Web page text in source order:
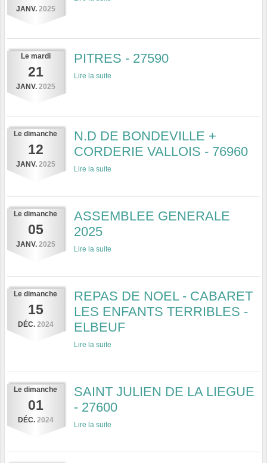
JANV. 2025
Le mardi
21
JANV. 2025
PITRES - 27590
Lire la suite
Le dimanche
12
JANV. 2025
N.D DE BONDEVILLE +
CORDERIE VALLOIS - 76960
Lire la suite
Le dimanche
05
JANV. 2025
ASSEMBLEE GENERALE
2025
Lire la suite
Le dimanche
15
DÉC. 2024
REPAS DE NOEL - CABARET
LES ENFANTS TERRIBLES -
ELBEUF
Lire la suite
Le dimanche
01
DÉC. 2024
SAINT JULIEN DE LA LIEGUE
- 27600
Lire la suite